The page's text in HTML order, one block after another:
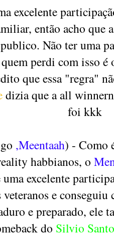
excelente
então acho que
Não ter uma
perdi com isso
que essa "regra"
dizia que a all
foi kkk
,Meentaah) - Como
habbianos, o
uma excelente
e
e preparado, ele
do Silvio